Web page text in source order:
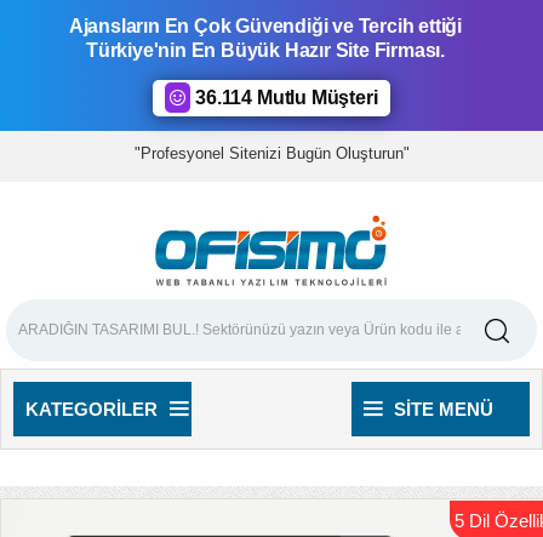
Ajansların En Çok Güvendiği ve Tercih ettiği
Türkiye'nin En Büyük Hazır Site Firması.
36.114 Mutlu Müşteri
"Profesyonel Sitenizi Bugün Oluşturun"
KATEGORILER SITE MENÜ
5 Dil